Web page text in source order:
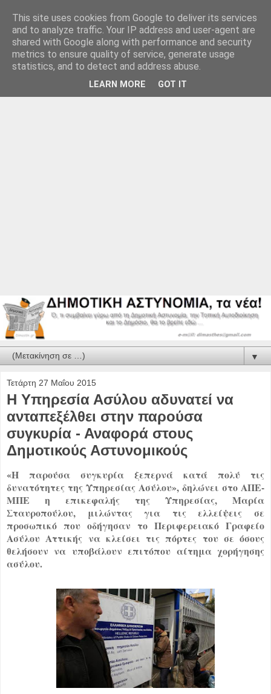
▼
Τετάρτη 27 Μαΐου 2015
Η Υπηρεσία Ασύλου αδυνατεί να
ανταπεξέλθει στην παρούσα
συγκυρία - Αναφορά στους
Δημοτικούς Αστυνομικούς
«Η παρούσα συγκυρία ξεπερνά κατά πολύ τις
δυνατότητες της Υπηρεσίας Ασύλου», δηλώνει στο ΑΠΕ-
ΜΠΕ η επικεφαλής της Υπηρεσίας, Μαρία
Σταυροπούλου, μιλώντας για τις ελλείψεις σε
προσωπικό που οδήγησαν το Περιφερειακό Γραφείο
Ασύλου Αττικής να κλείσει τις πόρτες του σε όσους
θελήσουν να υποβάλουν επιτόπου αίτημα χορήγησης
ασύλου.
This site uses cookies from Google to deliver its services
and to analyze traffic. Your IP address and user-agent are
shared with Google along with performance and security
metrics to ensure quality of service, generate usage
statistics, and to detect and address abuse.
LEARN MORE GOT IT